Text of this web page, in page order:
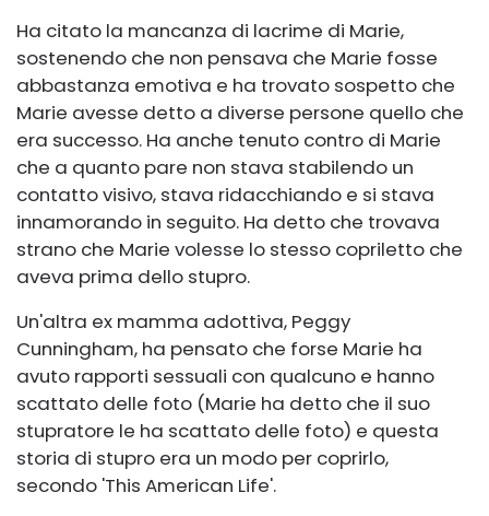
Ha citato la mancanza di lacrime di Marie,
sostenendo che non pensava che Marie fosse
abbastanza emotiva e ha trovato sospetto che
Marie avesse detto a diverse persone quello che
era successo. Ha anche tenuto contro di Marie
che a quanto pare non stava stabilendo un
contatto visivo, stava ridacchiando e si stava
innamorando in seguito. Ha detto che trovava
strano che Marie volesse lo stesso copriletto che
aveva prima dello stupro.
Un'altra ex mamma adottiva, Peggy
Cunningham, ha pensato che forse Marie ha
avuto rapporti sessuali con qualcuno e hanno
scattato delle foto (Marie ha detto che il suo
stupratore le ha scattato delle foto) e questa
storia di stupro era un modo per coprirlo,
secondo 'This American Life'.